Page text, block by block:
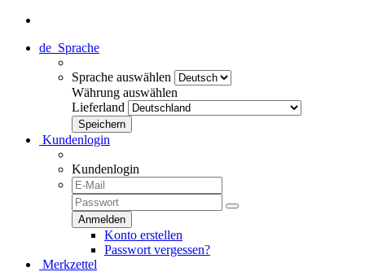
de Sprache
Sprache auswählen
Währung auswählen
Lieferland
Kundenlogin
Kundenlogin
Konto erstellen
Passwort vergessen?
Merkzettel